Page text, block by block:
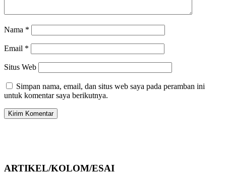
Nama *
Email *
Situs Web
Simpan nama, email, dan situs web saya pada peramban ini
untuk komentar saya berikutnya.
ARTIKEL/KOLOM/ESAI